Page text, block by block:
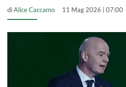
diAlice Caccamo 11 Mag 2026 | 07:00